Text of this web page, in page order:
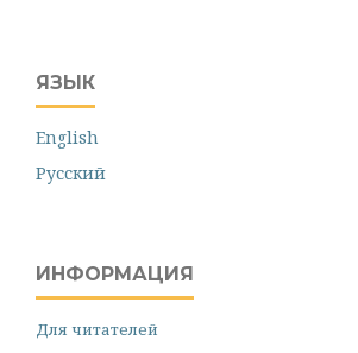
ЯЗЫК
English
Русский
ИНФОРМАЦИЯ
Для читателей